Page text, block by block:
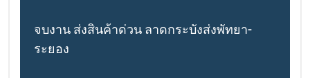
จบงาน ส่งสินค้าด่วน ลาดกระบังส่งพัทยา-
ระยอง